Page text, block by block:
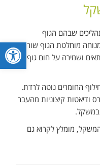
שבהם הגוף
מוחלטת הגוף שורף
ושמירה על חום גוף.
40 ומעלה, קצב חילוף החומרים נוטה לרדת.
ודיאטות קיצוניות מהעבר
במשקל.
מומלץ לקרוא גם
פתח